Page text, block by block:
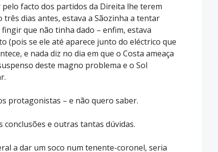
facto dos partidos da Direita lhe terem
dias antes, estava a Sãozinha a tentar
que não tinha dado – enfim, estava
(pois se ele até aparece junto do eléctrico que
e nada diz no dia em que o Costa ameaça
deste magno problema e o Sol
protagonistas – e não quero saber.
e outras tantas dúvidas.
a dar um soco num tenente-coronel, seria